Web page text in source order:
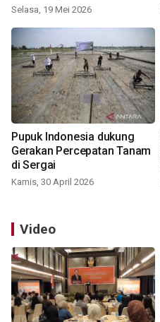
Selasa, 19 Mei 2026
Pupuk Indonesia dukung
Gerakan Percepatan Tanam
di Sergai
Kamis, 30 April 2026
Video